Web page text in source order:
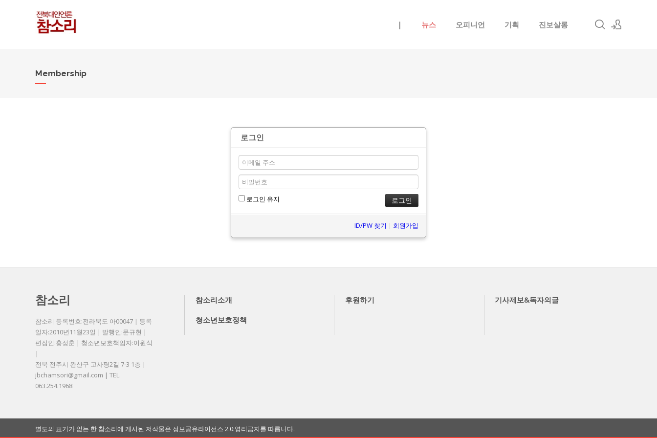
| 뉴스 오피니언 기획 진보살롱
Membership
로그인
로그인 유지
ID/PW 찾기 | 회원가입
참소리
참소리 등록번호:전라북도 아00047 | 등록
일자:2010년11월23일 | 발행인:문규현 |
편집인:홍정훈 | 청소년보호책임자:이원식
|
전북 전주시 완산구 고사평2길 7-3 1층 |
jbchamsori@gmail.com | TEL.
063.254.1968
참소리소개 후원하기 기사제보&독자의글
청소년보호정책
별도의 표기가 없는 한 참소리에 게시된 저작물은 정보공유라이선스 2.0:영리금지를 따릅니다.